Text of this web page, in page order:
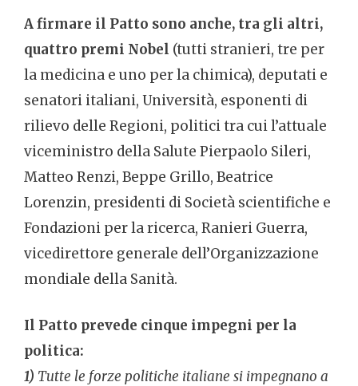
A firmare il Patto sono anche, tra gli altri,
quattro premi Nobel (tutti stranieri, tre per
la medicina e uno per la chimica), deputati e
senatori italiani, Università, esponenti di
rilievo delle Regioni, politici tra cui l’attuale
viceministro della Salute Pierpaolo Sileri,
Matteo Renzi, Beppe Grillo, Beatrice
Lorenzin, presidenti di Società scientifiche e
Fondazioni per la ricerca, Ranieri Guerra,
vicedirettore generale dell’Organizzazione
mondiale della Sanità.
Il Patto prevede cinque impegni per la
politica:
1) Tutte le forze politiche italiane si impegnano a